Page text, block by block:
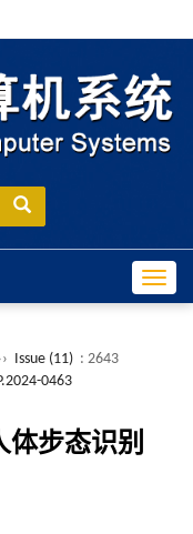
Issue (11) : 2643
0463
体步态识别